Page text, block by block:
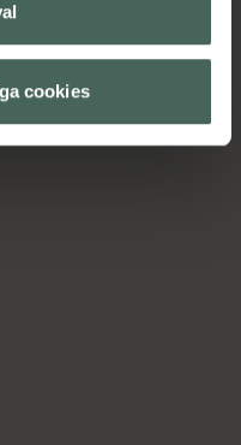
cookies